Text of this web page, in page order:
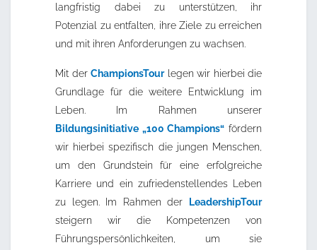
langfristig dabei zu unterstützen, ihr
Potenzial zu entfalten, ihre Ziele zu erreichen
und mit ihren Anforderungen zu wachsen.
Mit der ChampionsTourlegen wir hierbei die
Grundlage für die weitere Entwicklung im
Leben. Im Rahmen unserer
Bildungsinitiative „100 Champions“ fördern
wir hierbei spezifisch die jungen Menschen,
um den Grundstein für eine erfolgreiche
Karriere und ein zufriedenstellendes Leben
zu legen. Im Rahmen der
LeadershipTour
steigern wir die Kompetenzen von
Führungspersönlichkeiten, um sie